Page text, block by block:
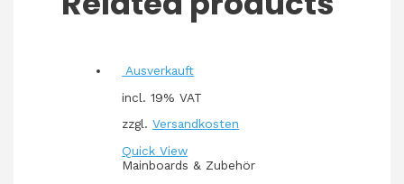
Ausverkauft
incl. 19% VAT
zzgl.Versandkosten
Quick View
Mainboards & Zubehör